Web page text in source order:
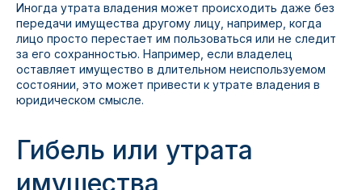
Иногда утрата владения может происходить даже без
передачи имущества другому лицу, например, когда
лицо просто перестает им пользоваться или не следит
за его сохранностью. Например, если владелец
оставляет имущество в длительном неиспользуемом
состоянии, это может привести к утрате владения в
юридическом смысле.
Гибель или утрата
имущества